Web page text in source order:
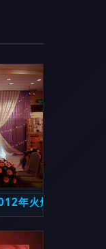
年火爆预定，定